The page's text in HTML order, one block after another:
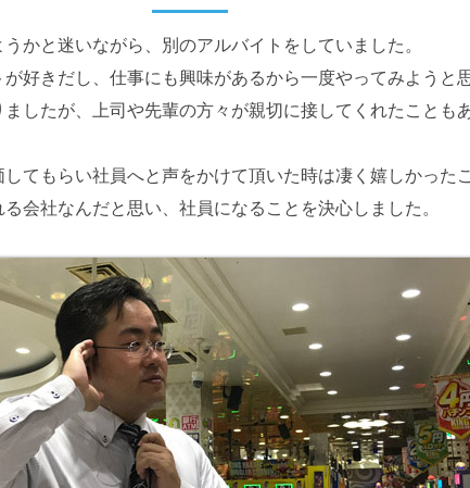
かと迷いながら、別のアルバイトをしていました。
好きだし、仕事にも興味があるから一度やってみようと
したが、上司や先輩の方々が親切に接してくれたことも
てもらい社員へと声をかけて頂いた時は凄く嬉しかった
会社なんだと思い、社員になることを決心しました。